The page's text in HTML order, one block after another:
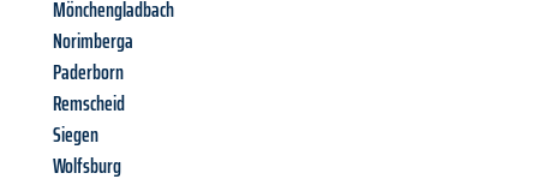
Mönchengladbach
Norimberga
Paderborn
Remscheid
Siegen
Wolfsburg